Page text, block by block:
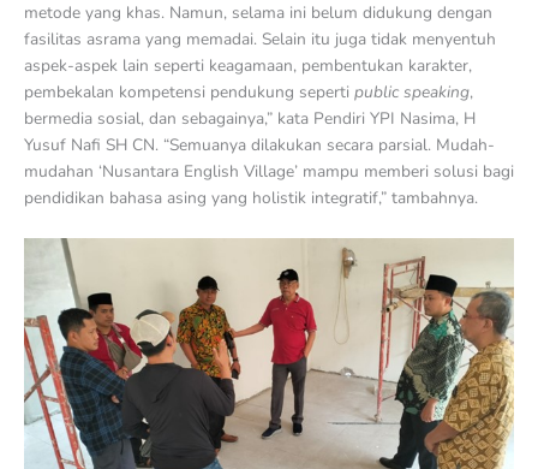
metode yang khas. Namun, selama ini belum didukung dengan
fasilitas asrama yang memadai. Selain itu juga tidak menyentuh
aspek-aspek lain seperti keagamaan, pembentukan karakter,
pembekalan kompetensi pendukung seperti public speaking,
bermedia sosial, dan sebagainya,” kata Pendiri YPI Nasima, H
Yusuf Nafi SH CN. “Semuanya dilakukan secara parsial. Mudah-
mudahan ‘Nusantara English Village’ mampu memberi solusi bagi
pendidikan bahasa asing yang holistik integratif,” tambahnya.